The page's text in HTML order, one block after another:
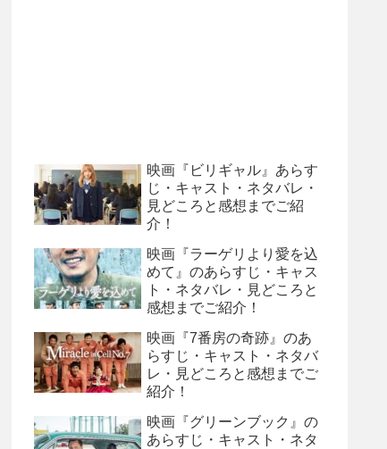
映画『ビリギャル』あらす
じ・キャスト・ネタバレ・
見どころと感想までご紹
介！
映画『ラーゲリより愛を込
めて』のあらすじ・キャス
ト・ネタバレ・見どころと
感想までご紹介！
映画『7番房の奇跡』のあ
らすじ・キャスト・ネタバ
レ・見どころと感想までご
紹介！
映画『グリーンブック』の
あらすじ・キャスト・ネタ